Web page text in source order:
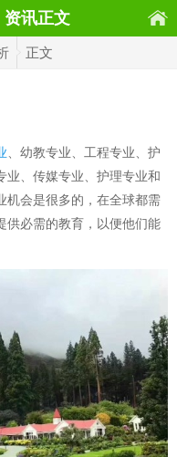
资讯正文
正文
、幼教专业、工程专业、护
、传媒专业、护理专业和
机会是很多的，在全球都需
供必需的教育，以便他们能